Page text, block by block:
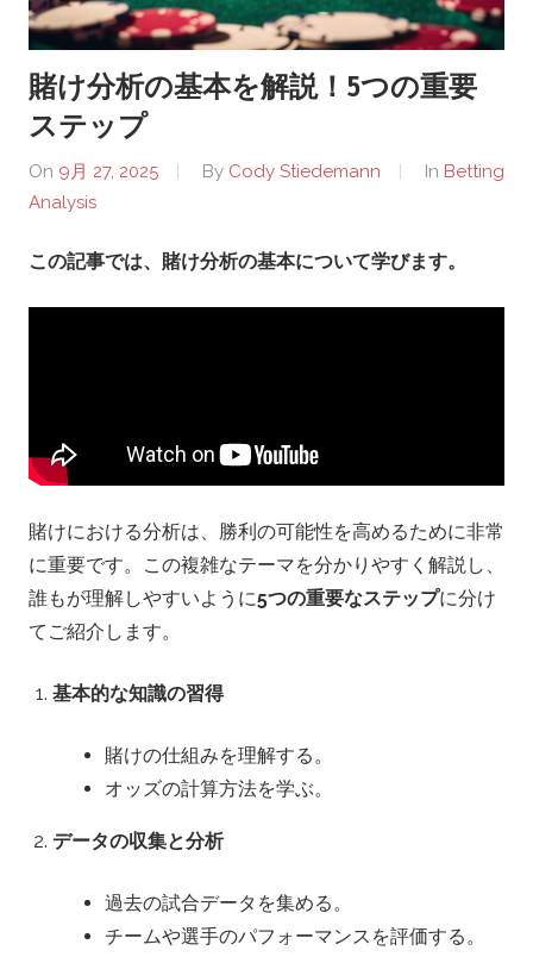
r
-
O
s
a
.
c
o
m
–
賭
析
賭け分析の基本を解説！5つの重要
ステップ
On 9月 27, 2025 By Cody Stiedemann In Betting
Analysis
この記事では、賭け分析の基本について学びます。
賭けにおける分析は、勝利の可能性を高めるために非常
に重要です。この複雑なテーマを分かりやすく解説し、
誰もが理解しやすいように5つの重要なステップに分け
てご紹介します。
基本的な知識の習得
賭けの仕組みを理解する。
オッズの計算方法を学ぶ。
データの収集と分析
過去の試合データを集める。
チームや選手のパフォーマンスを評価する。